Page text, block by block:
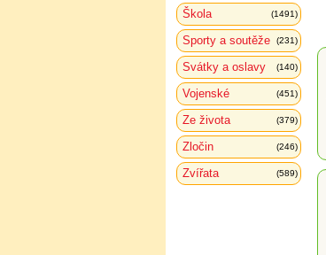
Škola (1491)
Sporty a soutěže (231)
Svátky a oslavy (140)
Vojenské (451)
Ze života (379)
Zločin (246)
Zvířata (589)